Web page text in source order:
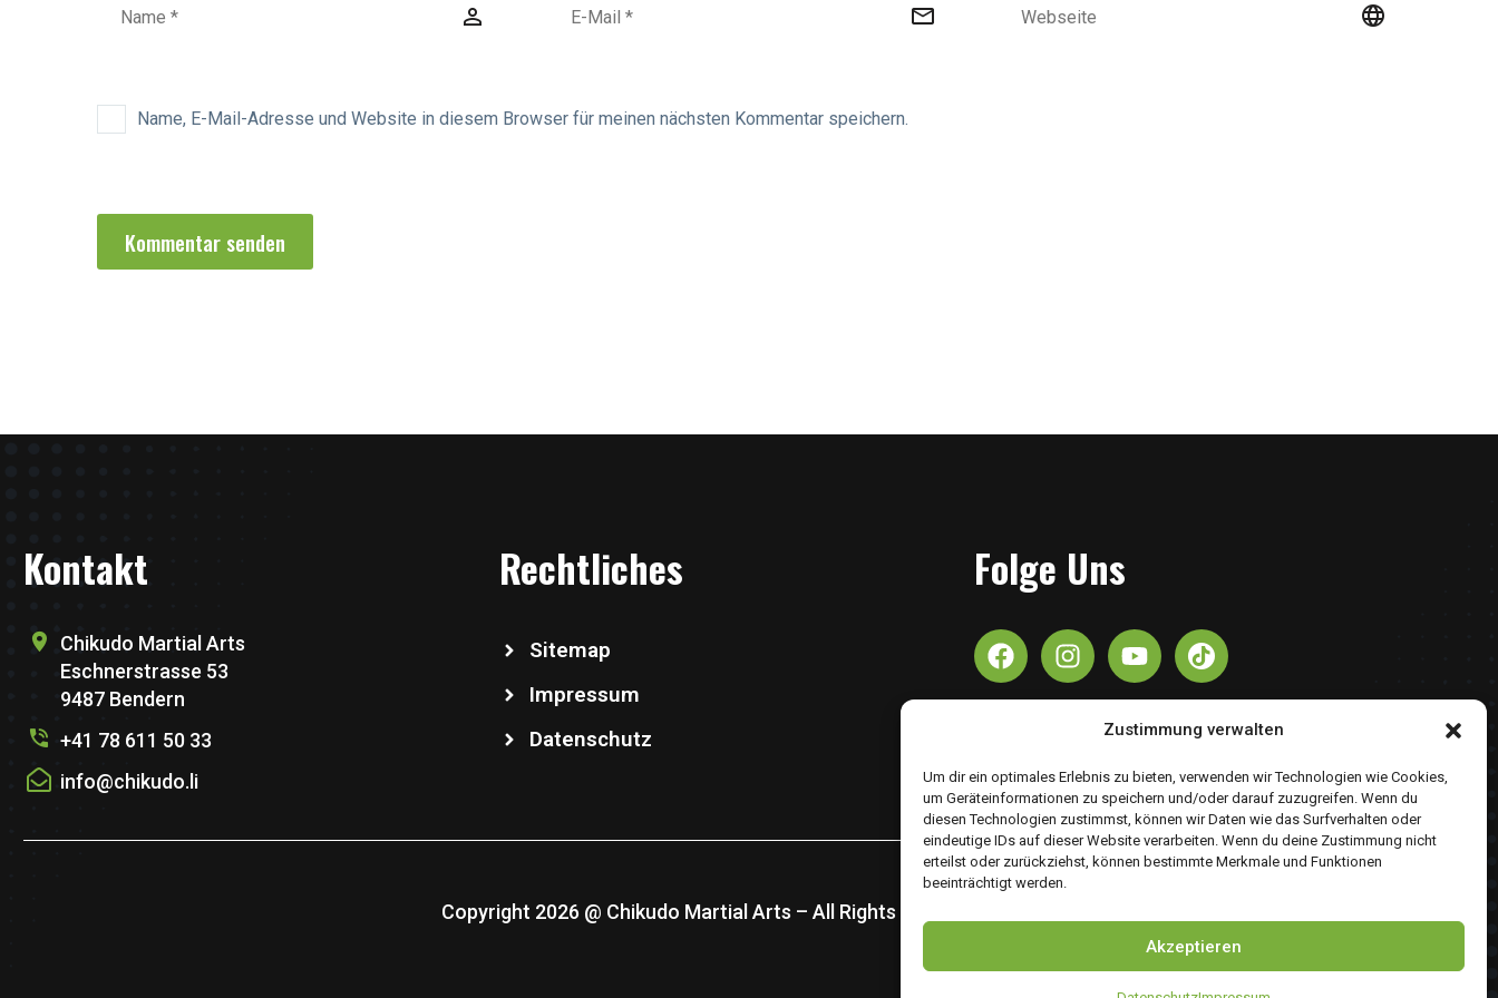
Zustimmung verwalten
Um dir ein optimales Erlebnis zu bieten, verwenden wir Technologien wie Cookies,
um Geräteinformationen zu speichern und/oder darauf zuzugreifen. Wenn du
diesen Technologien zustimmst, können wir Daten wie das Surfverhalten oder
eindeutige IDs auf dieser Website verarbeiten. Wenn du deine Zustimmung nicht
erteilst oder zurückziehst, können bestimmte Merkmale und Funktionen
beeinträchtigt werden.
Akzeptieren
Name, E-Mail-Adresse und Website in diesem Browser für meinen nächsten Kommentar speichern.
Kommentar senden
Kontakt
Chikudo Martial Arts
Eschnerstrasse 53
9487 Bendern
+41 78 611 50 33
info@chikudo.li
Rechtliches
Sitemap
Impressum
Datenschutz
Folge Uns
Copyright 2026 @ Chikudo Martial Arts – All Rights Reserved